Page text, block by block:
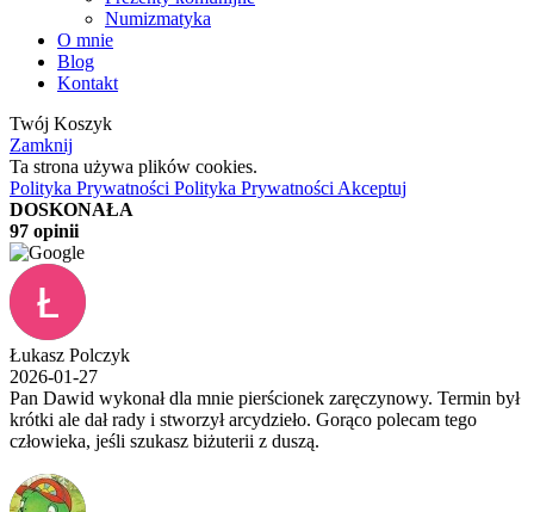
Numizmatyka
O mnie
Blog
Kontakt
Twój Koszyk
Zamknij
Ta strona używa plików cookies.
Polityka Prywatności Polityka Prywatności Akceptuj
DOSKONAŁA
97 opinii
Łukasz Polczyk
2026-01-27
Pan Dawid wykonał dla mnie pierścionek zaręczynowy. Termin był
krótki ale dał rady i stworzył arcydzieło. Gorąco polecam tego
człowieka, jeśli szukasz biżuterii z duszą.